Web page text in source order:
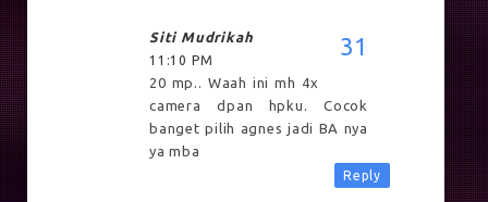
Siti Mudrikah
11:10 PM
20 mp.. Waah ini mh 4x
camera dpan hpku. Cocok
banget pilih agnes jadi BA nya
ya mba
Reply